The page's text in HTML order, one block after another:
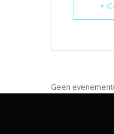
+
Geen